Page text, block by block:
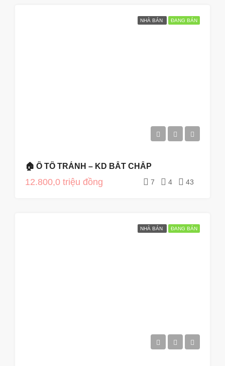
NHÀ BÁN ĐANG BÁN
🏠 Ô TÔ TRÁNH – KD BẤT CHẤP
12.800,0 triệu đồng 7 4 43
NHÀ BÁN ĐANG BÁN